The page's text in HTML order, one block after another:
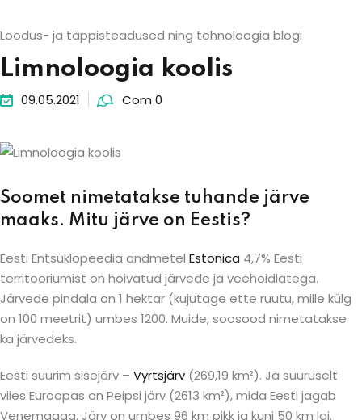
Loodus- ja täppisteadused ning tehnoloogia blogi
Limnoloogia koolis
09.05.2021 Com 0
Soomet nimetatakse tuhande järve
maaks. Mitu järve on Eestis?
Eesti Entsüklopeedia andmetel Estonica 4,7% Eesti
territooriumist on hõivatud järvede ja veehoidlatega.
Järvede pindala on 1 hektar (kujutage ette ruutu, mille külg
on 100 meetrit) umbes 1200. Muide, soosood nimetatakse
ka järvedeks.
Eesti suurim sisejärv – Vyrtsjärv (269,19 km²). Ja suuruselt
viies Euroopas on Peipsi järv (2613 km²), mida Eesti jagab
Venemaaga. Järv on umbes 96 km pikk ja kuni 50 km lai.